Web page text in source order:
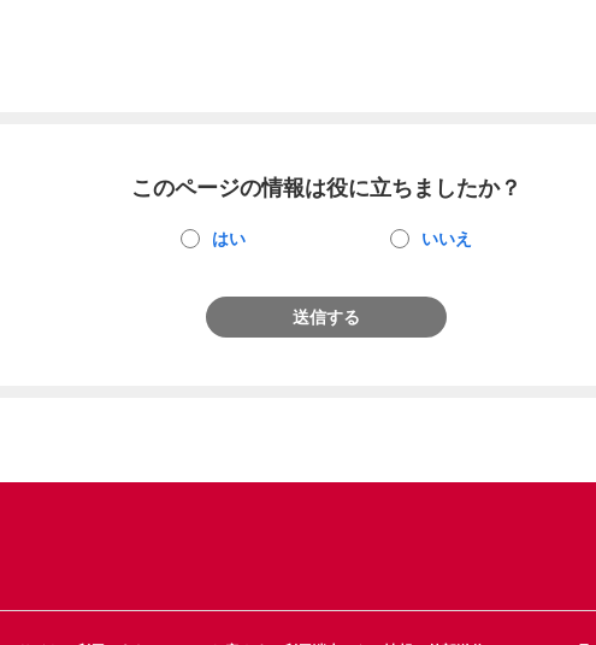
このページの情報は役に立ちましたか？
はい いいえ
送信する